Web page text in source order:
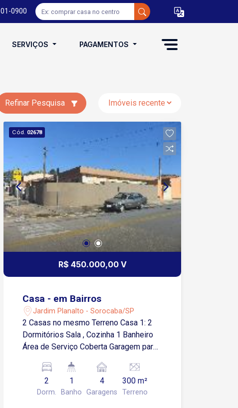
0900
SERVIÇOS PAGAMENTOS
Refinar Pesquisa
Cód. 02678
R$ 450.000,00 V
Casa - em Bairros
Jardim Planalto - Sorocaba/SP
2 Casas no mesmo Terreno Casa 1: 2
Dormitórios Sala , Cozinha 1 Banheiro
Área de Serviço Coberta Garagem para
Cozinha 1 Banheiro Área de Serviço
Garagem para 1 Carro Estuda
Negociação
2
Dorm.
1
Banho
4
Garagens
300 m²
Terreno